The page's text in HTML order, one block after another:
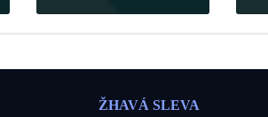
Rychlý nákup
ŽHAVÁ SLEVA